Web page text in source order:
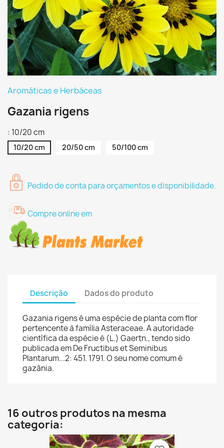
Aromáticas e Herbáceas
Gazania rigens
: 10/20 cm
10/20 cm 20/50 cm 50/100 cm
Pedido de conta para orçamentos e disponibilidade.
Compre online em
Descrição Dados do produto
Gazania rigens é uma espécie de planta com flor
pertencente à família Asteraceae. A autoridade
científica da espécie é (L.) Gaertn., tendo sido
publicada em De Fructibus et Seminibus
Plantarum...2: 451. 1791. O seu nome comum é
gazânia.
16 outros produtos na mesma
categoria: